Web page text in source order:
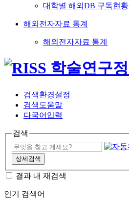
대학별 해외DB 구독현황
해외전자자료 통계
해외전자자료 통계
검색환경설정
검색도움말
다국어입력
검색
상세검색
결과 내 재검색
인기 검색어